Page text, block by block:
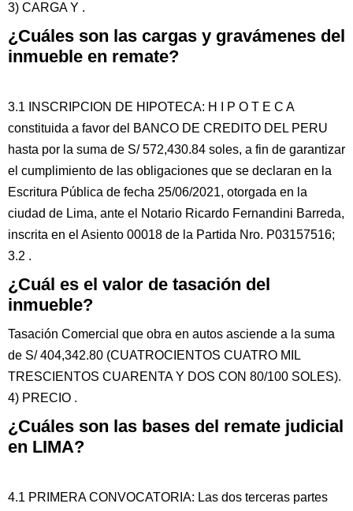
3) CARGA Y .
¿Cuáles son las cargas y gravámenes del
inmueble en remate?
3.1 INSCRIPCION DE HIPOTECA: H I P O T E C A
constituida a favor del BANCO DE CREDITO DEL PERU
hasta por la suma de S/ 572,430.84 soles, a fin de garantizar
el cumplimiento de las obligaciones que se declaran en la
Escritura Pública de fecha 25/06/2021, otorgada en la
ciudad de Lima, ante el Notario Ricardo Fernandini Barreda,
inscrita en el Asiento 00018 de la Partida Nro. P03157516;
3.2 .
¿Cuál es el valor de tasación del
inmueble?
Tasación Comercial que obra en autos asciende a la suma
de S/ 404,342.80 (CUATROCIENTOS CUATRO MIL
TRESCIENTOS CUARENTA Y DOS CON 80/100 SOLES).
4) PRECIO .
¿Cuáles son las bases del remate judicial
en LIMA?
4.1 PRIMERA CONVOCATORIA: Las dos terceras partes